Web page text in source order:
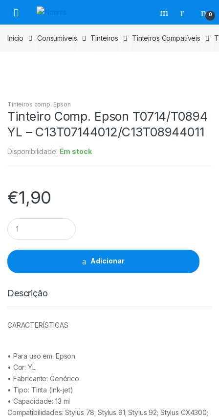
para
navegação
para
o
conteúdo
0
Início Consumíveis Tinteiros Tinteiros Compatíveis
Tinteiros comp. Epson
Tinteiro Comp. Epson T0714/T0894
YL – C13T07144012/C13T08944011
Disponibilidade: Em stock
€1,90
Tinteiro
Comp.
Epson
T0714/T0894
YL
-
C13T07144012/C13T08944011
Adicionar
Descrição
CARACTERÍSTICAS
• Para uso em: Epson
• Cor: YL
• Fabricante:Genérico
• Tipo: Tinta (Ink-jet)
• Capacidade:13 ml
Compatibilidades: Stylus 78; Stylus 91; Stylus 92; Stylus CX4300;